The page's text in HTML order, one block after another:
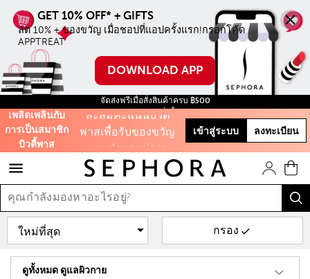
ลด 10% + ของขวัญ เมื่อชอปที่แอปครั้งแรก!กรอกโค้ด
APPTREAT
DOWNLOAD APP
จัดส่งฟรีเมื่อสั่งสินค้าครบ ฿500
ฟรี สินค้าขนาดทดลอง ทุกการสั่งซื้อ จนกว่าสินค้าจะหมด!
เพลิดเพลินกับ
การเป็นสมาชิก
บิวตี้พาส
ขั้นตำ่ เมื่อชอปบน
ออนไลน์ครั้งแรก
ใช้โค้ด WELCOME
สะสมคะแนนบิ้วตี้
พาสเพื่อรับของขวัญ
และส่วนลดต่างๆ
รับฟรี 50 คะแนน เมื่อ
สมัครสมาชิก
มากมาย!
เข้าสู่ระบบ ลงทะเบียน
ดูทั้งหมด ดูแลผิวกาย
กรอง